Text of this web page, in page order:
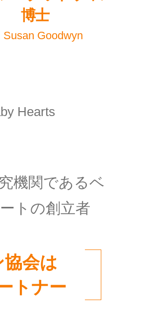
博士
Susan Goodwyn
Hearts
機関であるベ
トの創立者
協会は
トナー